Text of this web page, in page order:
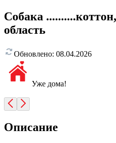
Собака
область
Обновлено: 08.04.2026
Уже дома!
Описание